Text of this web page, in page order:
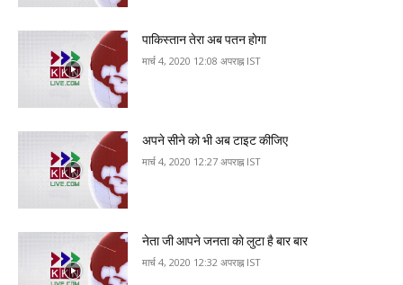
पाक‍िस्‍तान तेरा अब पतन हाेगा
मार्च 4, 2020 12:08 अपराह्न IST
अपने सीने को भी अब टाइट कीजिए
मार्च 4, 2020 12:27 अपराह्न IST
नेता जी आपने जनता काे लुटा है बार बार
मार्च 4, 2020 12:32 अपराह्न IST